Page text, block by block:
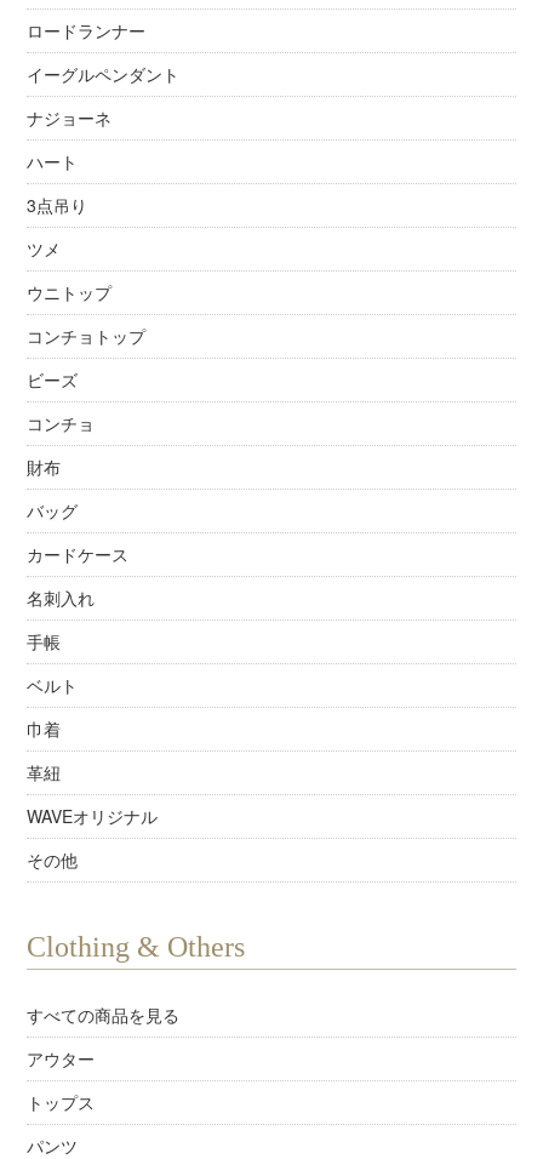
ロードランナー
イーグルペンダント
ナジョーネ
ハート
3点吊り
ツメ
ウニトップ
コンチョトップ
ビーズ
コンチョ
財布
バッグ
カードケース
名刺入れ
手帳
ベルト
巾着
革紐
WAVEオリジナル
その他
Clothing & Others
すべての商品を見る
アウター
トップス
パンツ